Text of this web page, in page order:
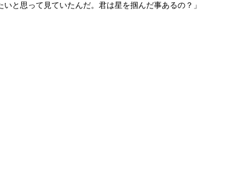
と思って見ていたんだ。君は星を掴んだ事あるの？」